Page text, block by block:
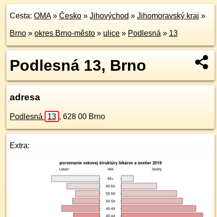
Cesta: OMA» Česko » Jihovýchod » Jihomoravský kraj »
Brno » okres Brno-město » ulice » Podlesná » 13
Podlesná 13, Brno
adresa
Podlesná 13 , 628 00 Brno
Extra: